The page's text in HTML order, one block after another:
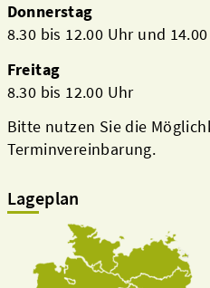
Donnerstag
8.30 bis 12.00 Uhr und
Freitag
8.30 bis 12.00 Uhr
Bitte nutzen Sie die
Terminvereinbarung.
Lageplan